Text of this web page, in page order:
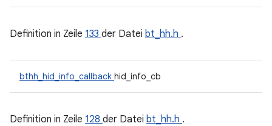
Definition in Zeile 133 der Datei bt_hh.h .
bthh_hid_info_callback hid_info_cb
Definition in Zeile 128 der Datei bt_hh.h .